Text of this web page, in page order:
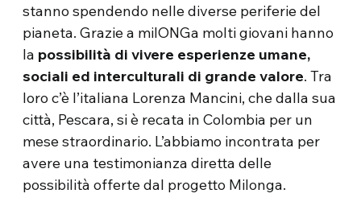
stanno spendendo nelle diverse periferie del
pianeta. Grazie a milONGa molti giovani hanno
la possibilità di vivere esperienze umane,
sociali ed interculturali di grande valore. Tra
loro c’è l’italiana Lorenza Mancini, che dalla sua
città, Pescara, si è recata in Colombia per un
mese straordinario. L’abbiamo incontrata per
avere una testimonianza diretta delle
possibilità offerte dal progetto Milonga.